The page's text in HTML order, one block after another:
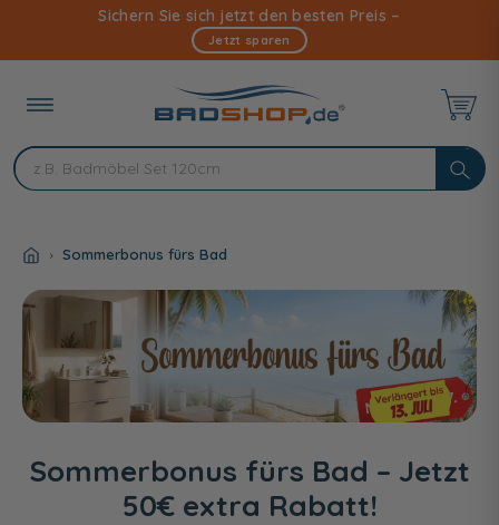
Inhalt
Sichern Sie sich jetzt den besten Preis –
Jetzt sparen
Sommerbonus fürs Bad
Sommerbonus fürs Bad – Jetzt
50€ extra Rabatt!